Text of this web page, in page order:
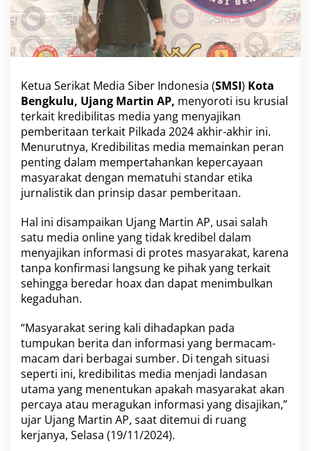
t
s
M
e
d
i
a
K
u
n
c
M
e
n
j
a
g
p
e
r
a
y
a
a
n
M
Ketua Serikat Media Siber Indonesia (SMSI) Kota
Bengkulu, Ujang Martin AP, menyoroti isu krusial
terkait kredibilitas media yang menyajikan
pemberitaan terkait Pilkada 2024 akhir-akhir ini.
Menurutnya, Kredibilitas media memainkan peran
penting dalam mempertahankan kepercayaan
masyarakat dengan mematuhi standar etika
jurnalistik dan prinsip dasar pemberitaan.
Hal ini disampaikan Ujang Martin AP, usai salah
satu media online yang tidak kredibel dalam
menyajikan informasi di protes masyarakat, karena
tanpa konfirmasi langsung ke pihak yang terkait
sehingga beredar hoax dan dapat menimbulkan
kegaduhan.
“Masyarakat sering kali dihadapkan pada
tumpukan berita dan informasi yang bermacam-
macam dari berbagai sumber. Di tengah situasi
seperti ini, kredibilitas media menjadi landasan
utama yang menentukan apakah masyarakat akan
percaya atau meragukan informasi yang disajikan,”
ujar Ujang Martin AP, saat ditemui di ruang
kerjanya, Selasa (19/11/2024).